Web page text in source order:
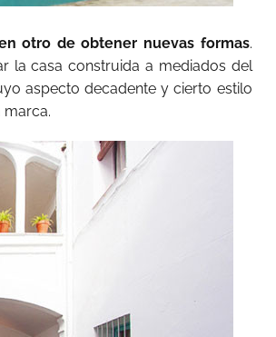
otro de obtener nuevas formas.
la casa construida a mediados del
aspecto decadente y cierto estilo
marca.